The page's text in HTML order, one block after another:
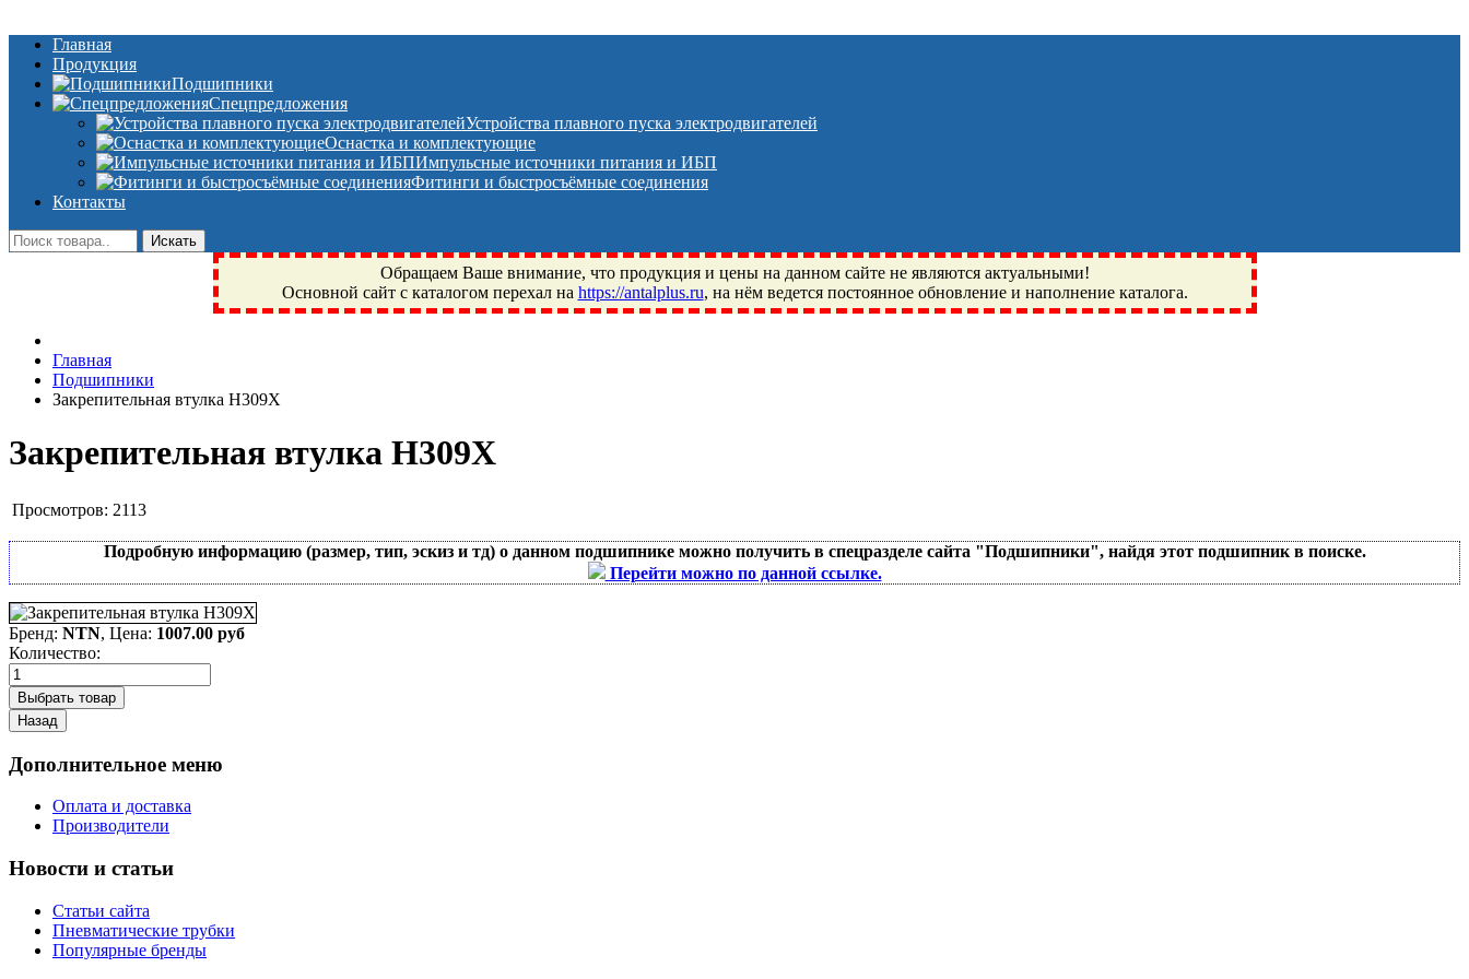
Главная
Продукция
Подшипники
Спецпредложения
Устройства плавного пуска электродвигателей
Оснастка и комплектующие
Импульсные источники питания и ИБП
Фитинги и быстросъёмные соединения
Контакты
Обращаем Ваше внимание, что продукция и цены на данном сайте не являются актуальными!
Основной сайт с каталогом перехал на https://antalplus.ru, на нём ведется постоянное обновление и наполнение каталога.
Фрязино, Антал+, плюс, Свердловский, Загорянский, Юбилейный, Щелково, Москва, Пушкино, Королёв, Балашиха, Фряново, Монино, Ивантеевка, подшипники, пневматика, метизы,
техника, сварочные аппараты, NIS, NSK, JED, KPT, NXZ, ГПЗ, Neutral, WHX, ZWZ, CRAFT, СПЗ-4, NECTECH, KG, LQY, DPI, BSN, SPZ, РФ, BMZ, ХАРП, CX, РОЛТОМ, APZ, FBJ, KYK,
NTN, SKF, купить, заказать
Главная
Подшипники
Закрепительная втулка H309X
Закрепительная втулка H309X
Просмотров: 2113
Подробную информацию (размер, тип, эскиз и тд) о данном подшипнике можно получить в спецразделе сайта "Подшипники", найдя этот подшипник в поиске.
Перейти можно по данной ссылке.
Бренд: NTN, Цена: 1007.00 руб
Количество:
Дополнительное меню
Оплата и доставка
Производители
Новости и статьи
Статьи сайта
Пневматические трубки
Популярные бренды